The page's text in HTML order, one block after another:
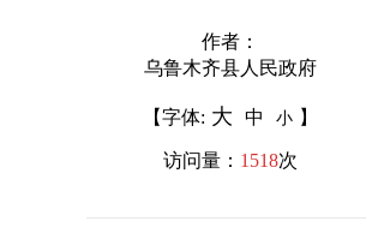
作者：
乌鲁木齐县人民政府
【字体: 大 中 小 】
访问量： 1518次